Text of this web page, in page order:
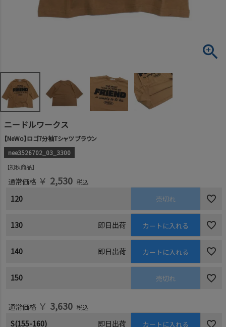
ニードルワークス
【NeWo】ロゴ7分袖Tシャツ ブラウン
nee3526702_03_3300
初秋商品
通常価格 ￥ 2,530 税込
120 売切れ
130 即日出荷 カートに入れる
140 即日出荷 カートに入れる
150 売切れ
通常価格 ￥ 3,630 税込
S(155-160) 即日出荷 カートに入れる